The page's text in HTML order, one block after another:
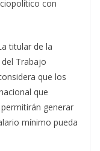
con
titular de la
Trabajo
que los
que
generar
mínimo pueda